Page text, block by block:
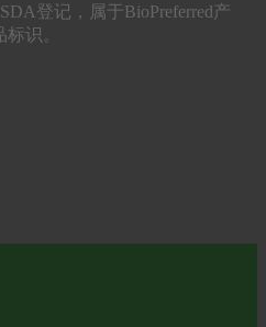
登记，属于BioPreferred产
识。